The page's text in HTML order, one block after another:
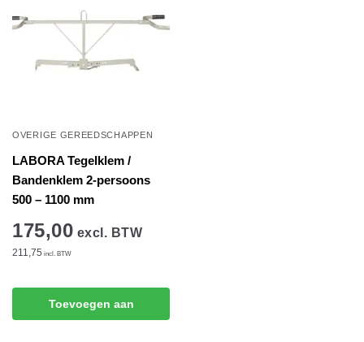
OVERIGE GEREEDSCHAPPEN
LABORA Tegelklem /
Bandenklem 2-persoons
500 – 1100 mm
175,00 excl. BTW
211,75 incl. BTW
Toevoegen aan